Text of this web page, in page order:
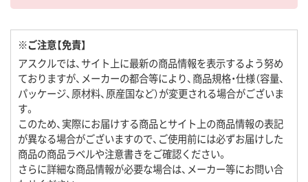
※ご注意【免責】
アスクルでは、サイト上に最新の商品情報を表示するよう努め
ておりますが、メーカーの都合等により、商品規格・仕様（容量、
パッケージ、原材料、原産国など）が変更される場合がございま
す。
このため、実際にお届けする商品とサイト上の商品情報の表記
が異なる場合がございますので、ご使用前には必ずお届けした
商品の商品ラベルや注意書きをご確認ください。
さらに詳細な商品情報が必要な場合は、メーカー等にお問い合